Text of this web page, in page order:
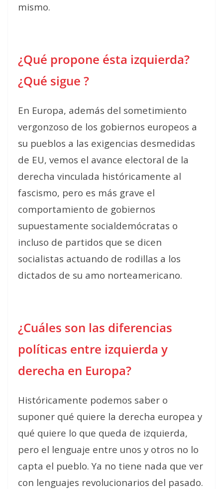
mismo.
¿Qué propone ésta izquierda?
¿Qué sigue ?
En Europa, además del sometimiento
vergonzoso de los gobiernos europeos a
su pueblos a las exigencias desmedidas
de EU, vemos el avance electoral de la
derecha vinculada históricamente al
fascismo, pero es más grave el
comportamiento de gobiernos
supuestamente socialdemócratas o
incluso de partidos que se dicen
socialistas actuando de rodillas a los
dictados de su amo norteamericano.
¿Cuáles son las diferencias
políticas entre izquierda y
derecha en Europa?
Históricamente podemos saber o
suponer qué quiere la derecha europea y
qué quiere lo que queda de izquierda,
pero el lenguaje entre unos y otros no lo
capta el pueblo. Ya no tiene nada que ver
con lenguajes revolucionarios del pasado.